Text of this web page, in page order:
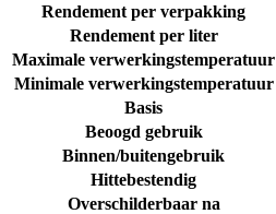
Rendement per verpakking
Rendement per liter
Maximale verwerkingstemperatuur
Minimale verwerkingstemperatuur
Basis
Beoogd gebruik
Binnen/buitengebruik
Hittebestendig
Overschilderbaar na